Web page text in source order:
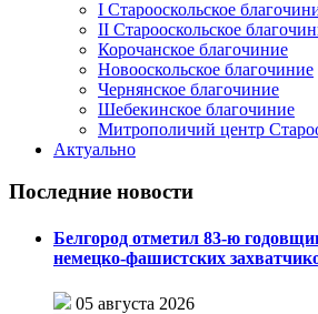
I Старооскольское
II Старооскольское
Корочанское благочиние
Новооскольское благочиние
Чернянское благочиние
Шебекинское благочиние
Митрополичий центр
Актуально
Последние новости
Белгород отметил 83-ю
немецко-фашистских
05 августа 2026